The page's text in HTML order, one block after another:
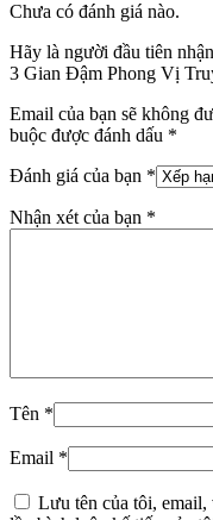
Chưa có đánh giá nào.
Hãy là người đầu tiên
3 Gian Đậm Phong Vị
Email của bạn sẽ không
buộc được đánh dấu *
Đánh giá của bạn *
Nhận xét của bạn *
Tên *
Email *
Lưu tên của tôi,